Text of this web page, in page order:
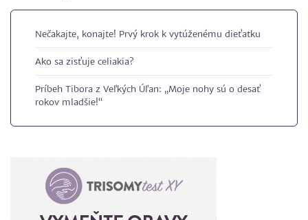
Nečakajte, konajte! Prvý krok k vytúženému dieťatku
Ako sa zisťuje celiakia?
Príbeh Tibora z Veľkých Úľan: „Moje nohy sú o desať
rokov mladšie!“